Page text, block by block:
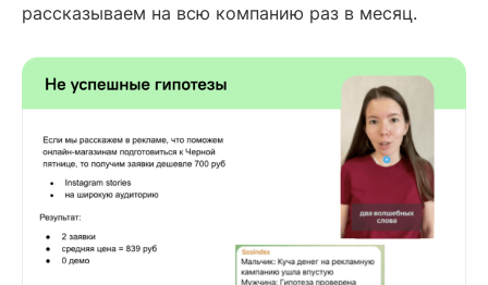
рассказываем на всю компанию раз в месяц.